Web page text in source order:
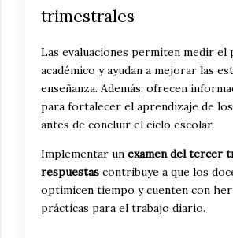
trimestrales
Las evaluaciones permiten medir el
académico y ayudan a mejorar las
enseñanza. Además, ofrecen
para fortalecer el aprendizaje de
antes de concluir el ciclo escolar.
Implementar un examen del tercer
respuestas contribuye a que los
optimicen tiempo y cuenten con
prácticas para el trabajo diario.